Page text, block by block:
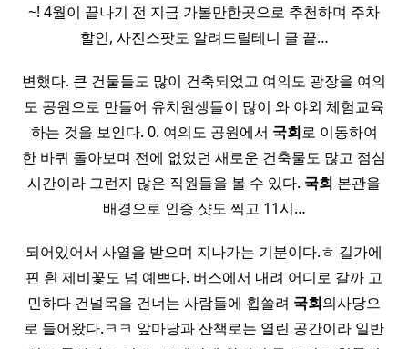
~! 4월이 끝나기 전 지금 가볼만한곳으로 추천하며 주차
할인, 사진스팟도 알려드릴테니 글 끝…
변했다. 큰 건물들도 많이 건축되었고 여의도 광장을 여의
도 공원으로 만들어 유치원생들이 많이 와 야외 체험교육
하는 것을 보인다. 0. 여의도 공원에서 국회로 이동하여
한 바퀴 돌아보며 전에 없었던 새로운 건축물도 많고 점심
시간이라 그런지 많은 직원들을 볼 수 있다. 국회 본관을
배경으로 인증 샷도 찍고 11시…
되어있어서 사열을 받으며 지나가는 기분이다.ㅎ 길가에
핀 흰 제비꽃도 넘 예쁘다. 버스에서 내려 어디로 갈까 고
민하다 건널목을 건너는 사람들에 휩쓸려 국회의사당으
로 들어왔다.ㅋㅋ 앞마당과 산책로는 열린 공간이라 일반